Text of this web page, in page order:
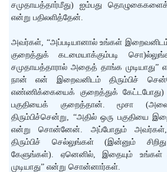
சமுதாயத்தார்மீது) ஐம்பது
என்று பதிலளித்தேன்.
அவர்கள், “அப்படியானால் உங்கள் இறைவனிடம்
குறைத்துக் கடமையாக்கும்படி
சமுதாயத்தாரால் அதைத் தாங்க முடியாது”
நான் என் இறைவனிடம் திரும்பிச்
எண்ணிக்கையைக் குறைத்துக்
பகுதியைக் குறைத்தான். மூசா
திரும்பிச்சென்று, “அதில் ஒரு பகுதியை
என்று சொன்னேன். அப்போதும்
திரும்பிச் செல்லுங்கள் (இன்னும்
கேளுங்கள்). ஏனெனில், இதையும் உங்கள்
முடியாது” என்று சொன்னார்கள்.